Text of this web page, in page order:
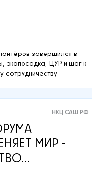
завершился в
экопосадка, ЦУР и шаг к
сотрудничеству
НКЦ САШ РФ
МИР -